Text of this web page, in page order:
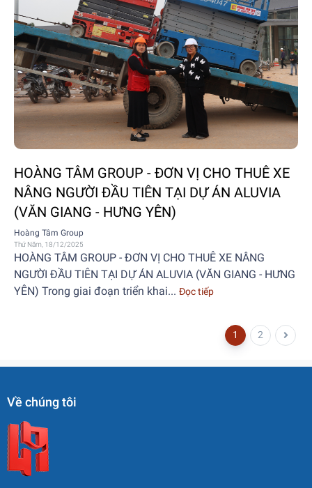
HOÀNG TÂM GROUP - ĐƠN VỊ CHO THUÊ XE
NÂNG NGƯỜI ĐẦU TIÊN TẠI DỰ ÁN ALUVIA
(VĂN GIANG - HƯNG YÊN)
Hoàng Tâm Group
Thứ Năm, 18/12/2025
HOÀNG TÂM GROUP - ĐƠN VỊ CHO THUÊ XE NÂNG
NGƯỜI ĐẦU TIÊN TẠI DỰ ÁN ALUVIA (VĂN GIANG - HƯNG
YÊN) Trong giai đoạn triển khai... Đọc tiếp
1 2
Về chúng tôi